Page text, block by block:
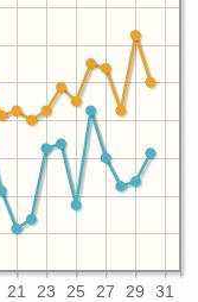
21 23 25 27 29 31